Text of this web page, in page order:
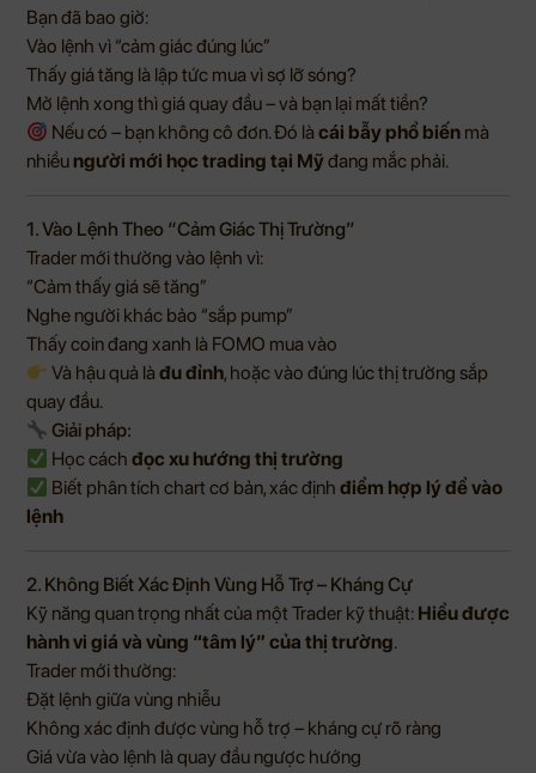
Bạn đã bao giờ:
Vào lệnh vì “cảm giác đúng lúc”
Thấy giá tăng là lập tức mua vì sợ lỡ sóng?
Mở lệnh xong thì giá quay đầu – và bạn lại mất tiền?
Nếu có – bạn không cô đơn. Đó làcái bẫy phổ biến mà
nhiều người mới học trading tại Mỹ đang mắc phải.
1. Vào Lệnh Theo “Cảm Giác Thị Trường”
Trader mới thường vào lệnh vì:
“Cảm thấy giá sẽ tăng”
Nghe người khác bảo “sắp pump”
Thấy coin đang xanh là FOMO mua vào
Và hậu quả làđu đỉnh, hoặc vào đúng lúc thị trường sắp
quay đầu.
Giải pháp:
Học cáchđọc xu hướng thị trường
Biết phân tích chart cơ bản, xác địnhđiểm hợp lý để vào
lệnh
2. Không Biết Xác Định Vùng Hỗ Trợ – Kháng Cự
Kỹ năng quan trọng nhất của một Trader kỹ thuật: Hiểu được
hành vi giá và vùng “tâm lý” của thị trường.
Trader mới thường:
Đặt lệnh giữa vùng nhiễu
Không xác định được vùng hỗ trợ – kháng cự rõ ràng
Giá vừa vào lệnh là quay đầu ngược hướng